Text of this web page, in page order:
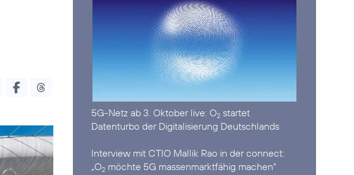
5G-Netz ab 3. Oktober live: O2 startet
Datenturbo der Digitalisierung Deutschlands
Interview mit CTIO Mallik Rao in der connect:
„O2 möchte 5G massenmarktfähig machen“